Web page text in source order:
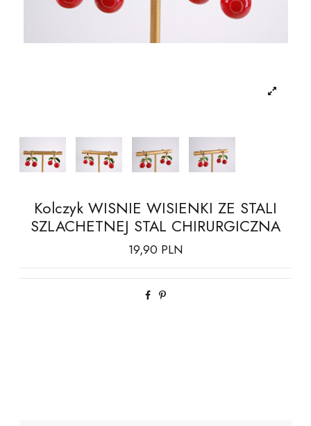
Kolczyk WISNIE WISIENKI ZE STALI
SZLACHETNEJ STAL CHIRURGICZNA
19,90 PLN